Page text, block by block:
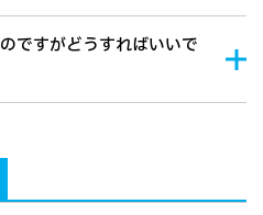
ですがどうすればいいで